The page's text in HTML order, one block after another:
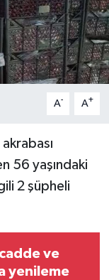
A- A+
56 yaşındaki
2 şüpheli
ve
yenileme